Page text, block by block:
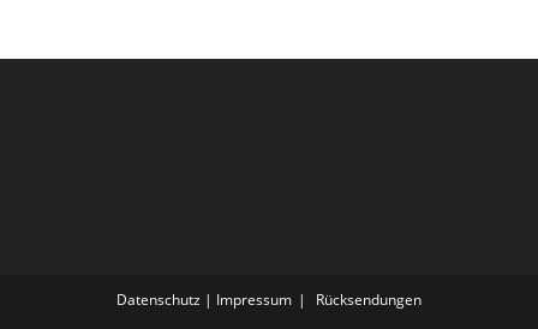
Datenschutz | Impressum Rücksendungen